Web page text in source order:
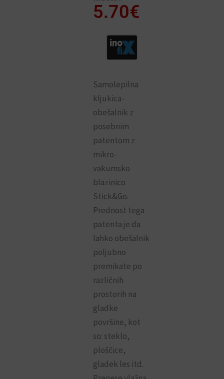
5.70€
Samolepilna
kljukica-
obešalnik z
posebnim
patentom z
mikro-
vakumsko
blazinico
Stick&Go.
Prednost tega
patenta je da
lahko obešalnik
poljubno
premikate po
različnih
prostorih na
gladke
površine, kot
so: steklo,
ploščice,
gladek les itd.